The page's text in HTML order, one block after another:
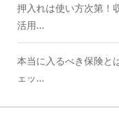
押入れは使い方次第！
活用...
本当に入るべき保険と
ェッ...